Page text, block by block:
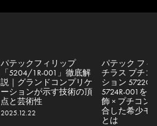
パテックフィリップ
「5204/1R-001」徹底解
説｜グランドコンプリケ
ーションが示す技術の頂
点と芸術性
2025.12.22
パテック フィ
チラス プチコ
ション
5724R-001を
飾 × プチコン
合した希少モ
とは